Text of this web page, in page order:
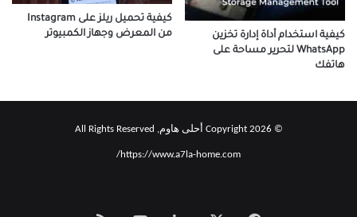
كيفية استخدام أداة إدارة تخزين
WhatsApp لتحرير مساحة على
هاتفك
كيفية تحميل ريلز على Instagram
من المعرض وجهاز الكمبيوتر
© Copyright 2026 أحلى هاوم, All Rights Reserved
https://www.a7la-home.com/